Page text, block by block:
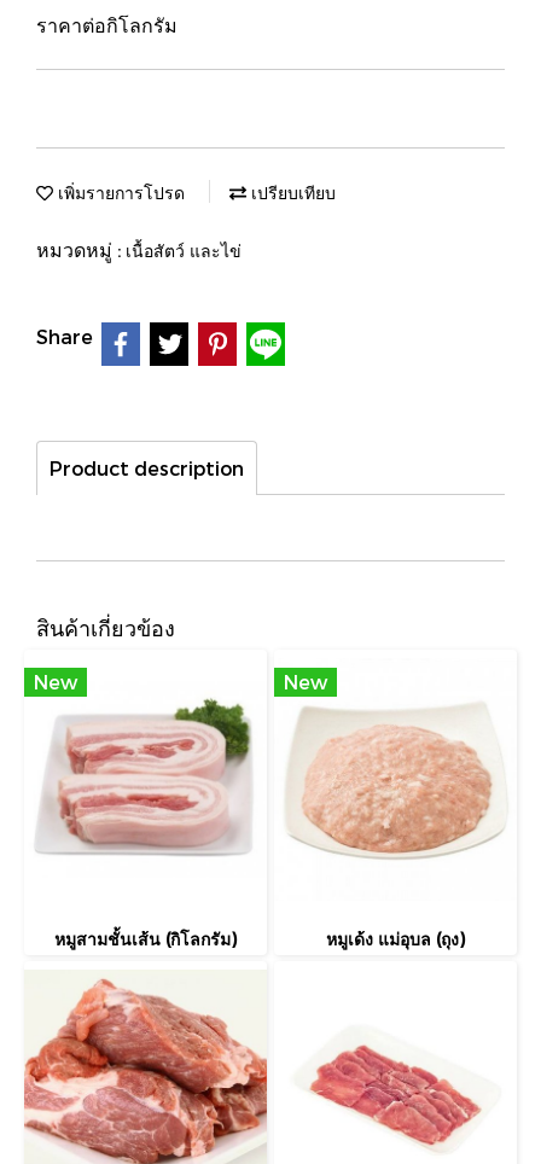
ราคาต่อกิโลกรัม
เพิ่มรายการโปรด เปรียบเทียบ
หมวดหมู่ : เนื้อสัตว์ และไข่
Share
Product description
สินค้าเกี่ยวข้อง
New
หมูสามชั้นเส้น (กิโลกรัม)
New
หมูเด้ง แม่อุบล (ถุง)